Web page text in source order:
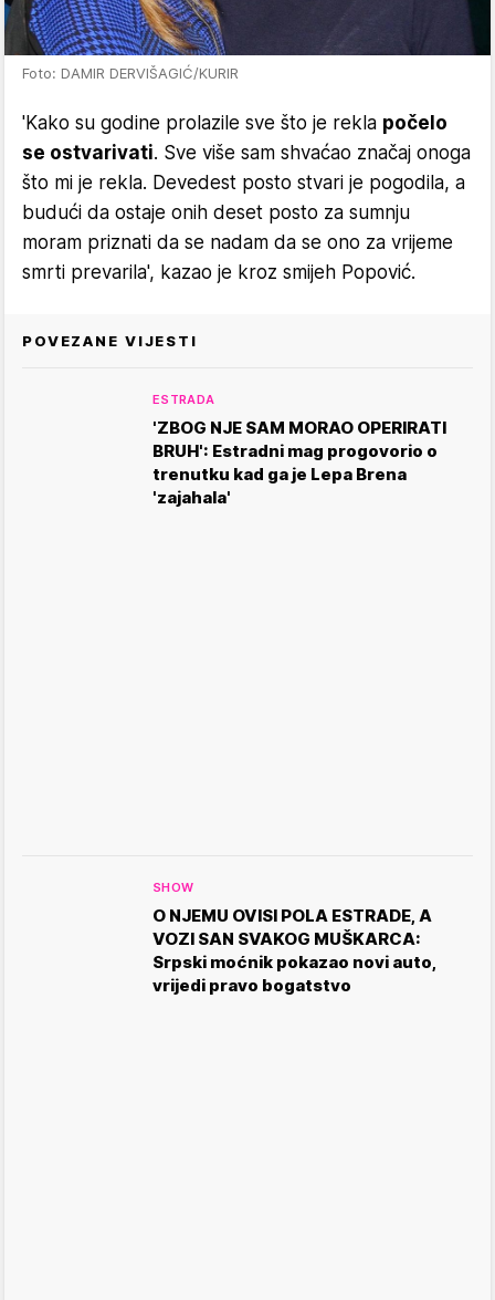
Foto: DAMIR DERVIŠAGIĆ/KURIR
'Kako su godine prolazile sve što je rekla počelo
se ostvarivati. Sve više sam shvaćao značaj onoga
što mi je rekla. Devedest posto stvari je pogodila, a
budući da ostaje onih deset posto za sumnju
moram priznati da se nadam da se ono za vrijeme
smrti prevarila', kazao je kroz smijeh Popović.
POVEZANE VIJESTI
ESTRADA
'ZBOG NJE SAM MORAO OPERIRATI
BRUH': Estradni mag progovorio o
trenutku kad ga je Lepa Brena
'zajahala'
SHOW
O NJEMU OVISI POLA ESTRADE, A
VOZI SAN SVAKOG MUŠKARCA:
Srpski moćnik pokazao novi auto,
vrijedi pravo bogatstvo